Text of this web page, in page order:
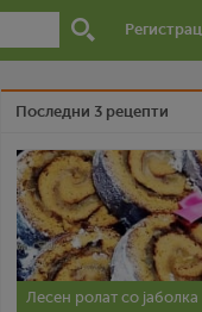
Последни 3 рецепти
Лесен ролат со јаболка